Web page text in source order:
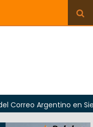
en Sierra Grande